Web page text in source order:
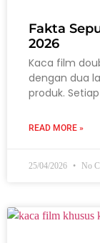
Fakta
2026
Kaca film
dengan dua
produk.
READ MORE »
25/04/2026 No